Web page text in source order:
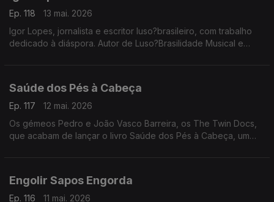
Ep. 118
13 mai. 2026
Igor Lopes, jornalista e escritor luso?brasileiro, com trabalho
dedicado à diáspora. Autor de Luso?Brasilidade Musical e
Saúde dos Pés à Cabeça
Ep. 117
12 mai. 2026
Os gémeos Pedro e João Vasco Barreira, os The Twin Docs,
que acabam de lançar o livro Saúde dos Pés à Cabeça, um
Engolir Sapos Engorda
Ep. 116
11 mai. 2026